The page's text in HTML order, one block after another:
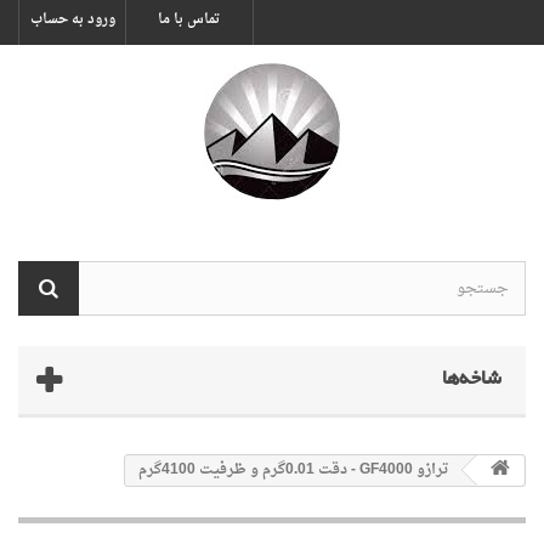
ورود به حساب تماس با ما
شاخه‌ها
ترازو GF4000 - دقت 0.01گرم و ظرفیت 4100گرم